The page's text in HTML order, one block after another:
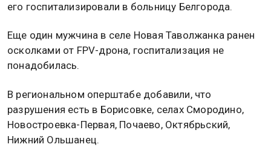
его госпитализировали в больницу Белгорода.
Еще один мужчина в селе Новая Таволжанка ранен
осколками от FPV-дрона, госпитализация не
понадобилась.
В региональном оперштабе добавили, что
разрушения есть в Борисовке, селах Смородино,
Новостроевка-Первая, Почаево, Октябрьский,
Нижний Ольшанец.